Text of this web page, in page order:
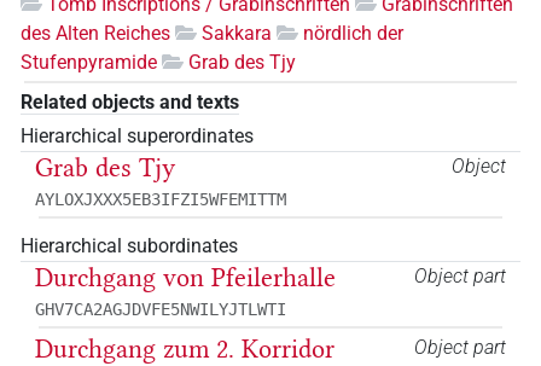
des Alten Reiches
Sakkara
nördlich der
Stufenpyramide
Grab des Tjy
Related objects and texts
Hierarchical superordinates
Object
Grab des Tjy
AYLOXJXXX5EB3IFZI5WFEMITTM
Hierarchical subordinates
Object part
Durchgang von Pfeilerhalle
GHV7CA2AGJDVFE5NWILYJTLWTI
Object part
Durchgang zum 2. Korridor